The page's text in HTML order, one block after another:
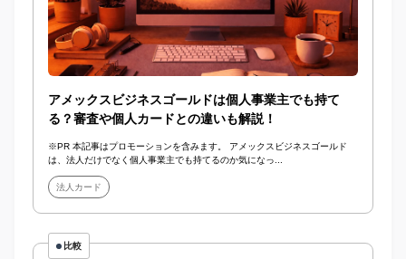
アメックスビジネスゴールドは個人事業主でも持て
る？審査や個人カードとの違いも解説！
※PR 本記事はプロモーションを含みます。 アメックスビジネスゴールド
は、法人だけでなく個人事業主でも持てるのか気になっ...
法人カード
比較